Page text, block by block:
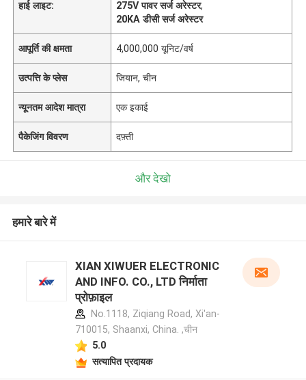
हाई लाइट:
275V पावर सर्ज अरेस्टर,
20KA डीसी सर्ज अरेस्टर
आपूर्ति की क्षमता 4,000,000 यूनिट/वर्ष
उत्पत्ति के प्लेस जियान, चीन
न्यूनतम आदेश मात्रा एक इकाई
पैकेजिंग विवरण दफ़्ती
और देखो
हमारे बारे में
XIAN XIWUER ELECTRONIC
AND INFO. CO., LTD निर्माता
प्रोफ़ाइल
No.1118, Ziqiang Road, Xi'an-
710015, Shaanxi, China. ,चीन
5.0
सत्यापित प्रदायक